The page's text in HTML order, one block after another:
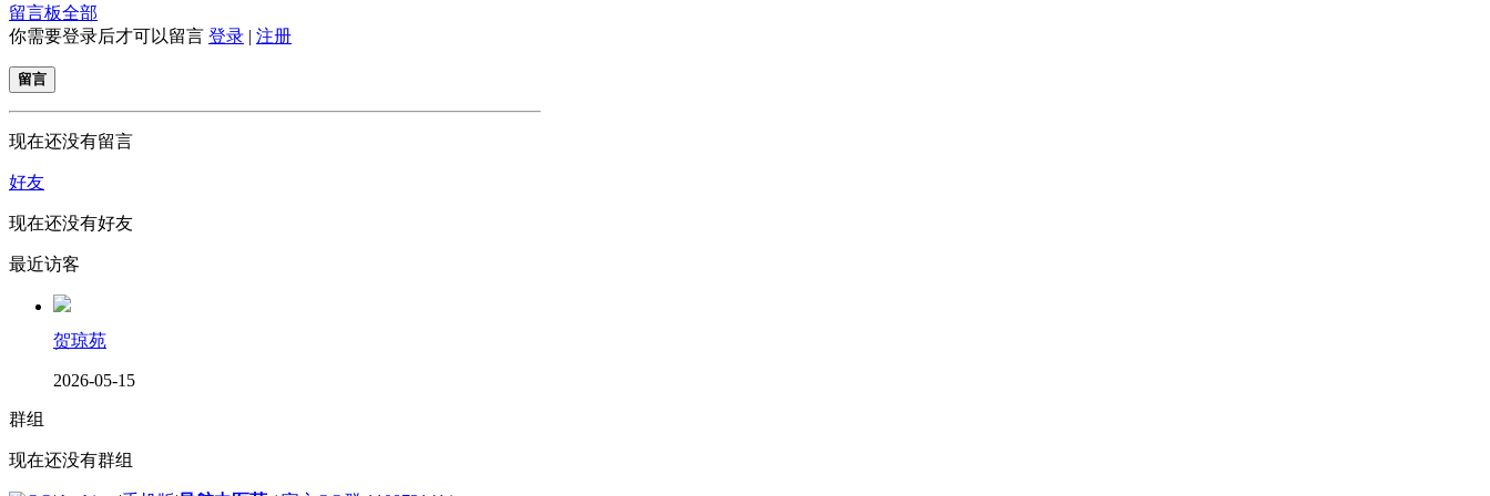
留言板全部
你需要登录后才可以留言 登录 | 注册
留言
现在还没有留言
好友
现在还没有好友
最近访客
贺琼苑
2026-05-15
群组
现在还没有群组